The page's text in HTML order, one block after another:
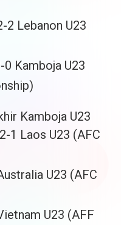
2 Lebanon U23
Kamboja U23
Kamboja U23
1 Laos U23 (AFC
U23 (AFC
U23 (AFF